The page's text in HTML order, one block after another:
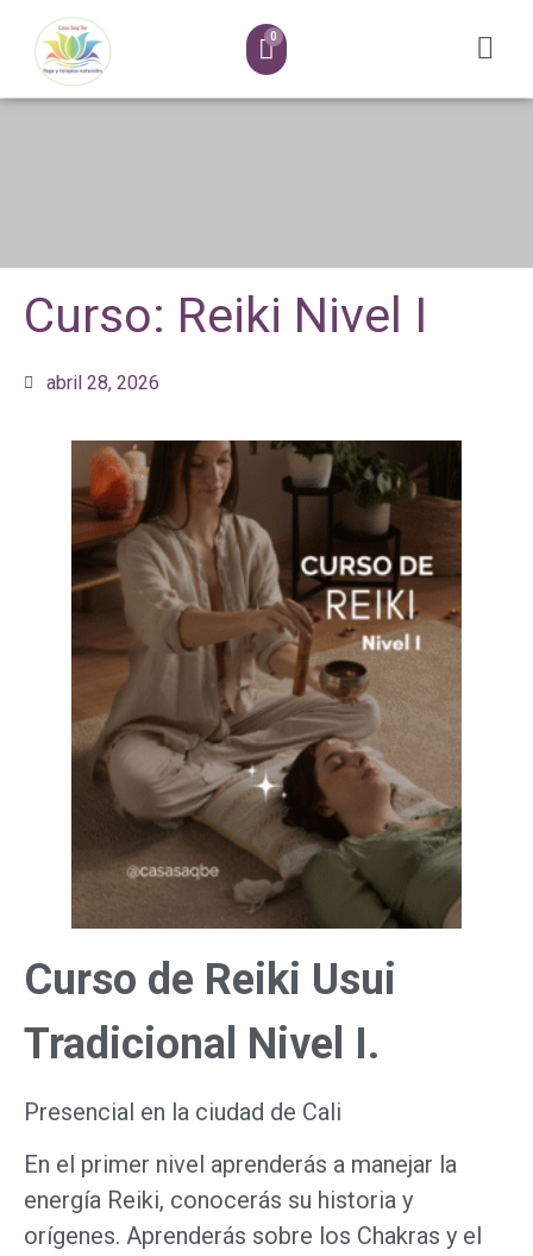
Curso: Reiki Nivel I
abril 28, 2026
Curso de Reiki Usui
Tradicional Nivel I.
Presencial en la ciudad de Cali
En el primer nivel aprenderás a manejar la
energía Reiki, conocerás su historia y
orígenes. Aprenderás sobre los Chakras y el